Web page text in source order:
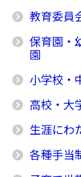
教育委員
保育園・
園
小学校・
高校・大
生涯にわ
各種手当